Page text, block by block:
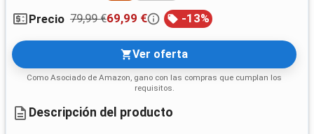
Precio 79,99 €69,99 € -13%
Ver oferta
Como Asociado de Amazon, gano con las compras que cumplan los
requisitos.
Descripción del producto